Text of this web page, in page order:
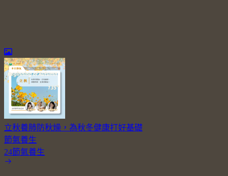
立秋養肺防秋燥，為秋冬健康打好基礎
節氣養生
24節氣養生